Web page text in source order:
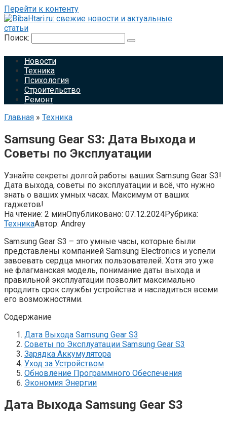
Перейти к контенту
Поиск:
Новости
Техника
Психология
Строительство
Ремонт
Главная » Техника
Samsung Gear S3: Дата Выхода и
Советы по Эксплуатации
Узнайте секреты долгой работы ваших Samsung Gear S3!
Дата выхода, советы по эксплуатации и всё, что нужно
знать о ваших умных часах. Максимум от ваших
гаджетов!
На чтение: 2 минОпубликовано: 07.12.2024Рубрика:
ТехникаАвтор: Andrey
Samsung Gear S3 – это умные часы, которые были
представлены компанией Samsung Electronics и успели
завоевать сердца многих пользователей. Хотя это уже
не флагманская модель, понимание даты выхода и
правильной эксплуатации позволит максимально
продлить срок службы устройства и насладиться всеми
его возможностями.
Содержание
Дата Выхода Samsung Gear S3
Советы по Эксплуатации Samsung Gear S3
Зарядка Аккумулятора
Уход за Устройством
Обновление Программного Обеспечения
Экономия Энергии
Дата Выхода Samsung Gear S3